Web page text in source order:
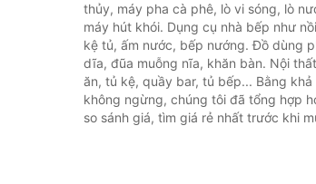
thủy, máy pha cà phê, lò vi sóng, lò
máy hút khói. Dụng cụ nhà bếp như
kệ tủ, ấm nước, bếp nướng. Đồ dùng
dĩa, đũa muỗng nĩa, khăn bàn. Nội
ăn, tủ kệ, quầy bar, tủ bếp... Bằng
không ngừng, chúng tôi đã tổng hợp
so sánh giá, tìm giá rẻ nhất trước khi